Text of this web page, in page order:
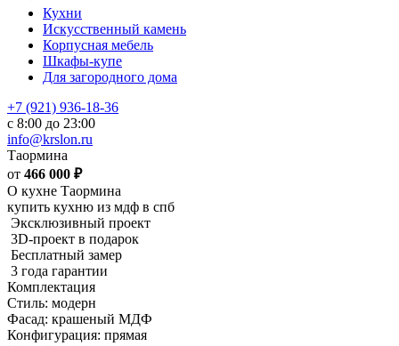
Кухни
Искусственный камень
Корпусная мебель
Шкафы-купе
Для загородного дома
+7 (921) 936-18-36
с 8:00 до 23:00
info@krslon.ru
Таормина
от 466 000 ₽
О кухне Таормина
купить кухню из мдф в спб
Эксклюзивный проект
3D-проект в подарок
Бесплатный замер
3 года гарантии
Комплектация
Стиль: модерн
Фасад: крашеный МДФ
Конфигурация: прямая